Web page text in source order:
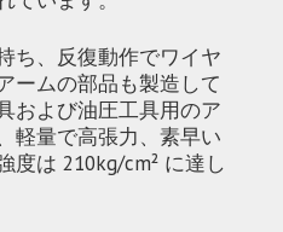
ち、反復動作でワイヤ
ームの部品も製造して
および油圧工具用のア
軽量で高張力、素早い
度は 210kg/cm² に達し